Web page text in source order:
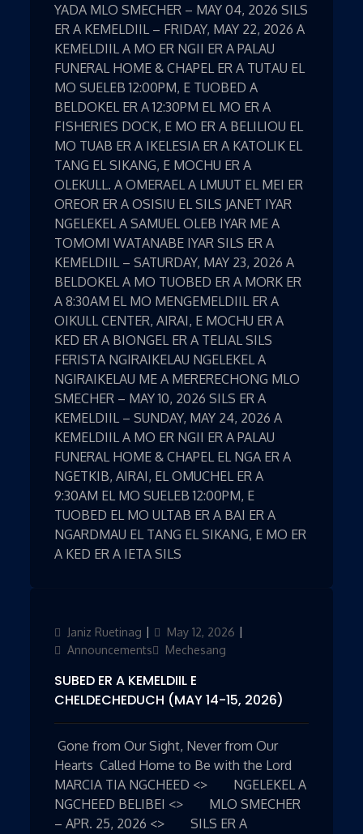
YADA MLO SMECHER – MAY 04, 2026 SILS
ER A KEMELDIIL – FRIDAY, MAY 22, 2026 A
KEMELDIIL A MO ER NGII ER A PALAU
FUNERAL HOME & CHAPEL ER A TUTAU EL
MO SUELEB 12:00PM, E TUOBED A
BELDOKEL ER A 12:30PM EL MO ER A
FISHERIES DOCK, E MO ER A BELILIOU EL
MO TUAB ER A IKELESIA ER A KATOLIK EL
TANG EL SIKANG, E MOCHU ER A
OLEKULL. A OMERAEL A LMUUT EL MEI ER
OREOR ER A OSISIU EL SILS JANET IYAR
NGELEKEL A SAMUEL OLEB IYAR ME A
TOMOMI WATANABE IYAR SILS ER A
KEMELDIIL – SATURDAY, MAY 23, 2026 A
BELDOKEL A MO TUOBED ER A MORK ER
A 8:30AM EL MO MENGEMELDIIL ER A
OIKULL CENTER, AIRAI, E MOCHU ER A
KED ER A BIONGEL ER A TELIAL SILS
FERISTA NGIRAIKELAU NGELEKEL A
NGIRAIKELAU ME A MERERECHONG MLO
SMECHER – MAY 10, 2026 SILS ER A
KEMELDIIL – SUNDAY, MAY 24, 2026 A
KEMELDIIL A MO ER NGII ER A PALAU
FUNERAL HOME & CHAPEL EL NGA ER A
NGETKIB, AIRAI, EL OMUCHEL ER A
9:30AM EL MO SUELEB 12:00PM, E
TUOBED EL MO ULTAB ER A BAI ER A
NGARDMAU EL TANG EL SIKANG, E MO ER
A KED ER A IETA SILS
Author
Janiz Ruetinag
Updated
on
May 12, 2026
Announcements
Mechesang
SUBED ER A KEMELDIIL E
CHELDECHEDUCH (MAY 14-15, 2026)
Gone from Our Sight, Never from Our
Hearts Called Home to Be with the Lord
MARCIA TIA NGCHEED <> NGELEKEL A
NGCHEED BELIBEI <> MLO SMECHER
– APR. 25, 2026 <> SILS ER A